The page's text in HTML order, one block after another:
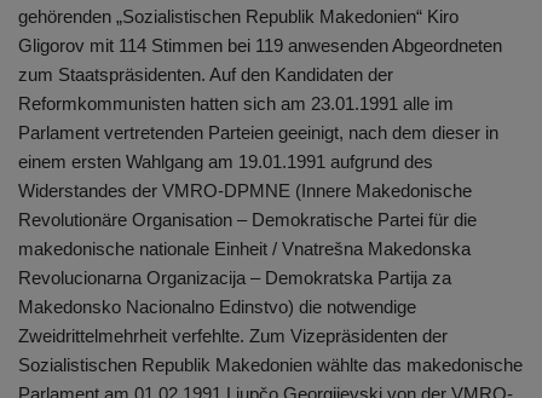
gehörenden „Sozialistischen Republik Makedonien“ Kiro
Gligorov mit 114 Stimmen bei 119 anwesenden Abgeordneten
zum Staatspräsidenten. Auf den Kandidaten der
Reformkommunisten hatten sich am 23.01.1991 alle im
Parlament vertretenden Parteien geeinigt, nach dem dieser in
einem ersten Wahlgang am 19.01.1991 aufgrund des
Widerstandes der VMRO-DPMNE (Innere Makedonische
Revolutionäre Organisation – Demokratische Partei für die
makedonische nationale Einheit / Vnatrešna Makedonska
Revolucionarna Organizacija – Demokratska Partija za
Makedonsko Nacionalno Edinstvo) die notwendige
Zweidrittelmehrheit verfehlte. Zum Vizepräsidenten der
Sozialistischen Republik Makedonien wählte das makedonische